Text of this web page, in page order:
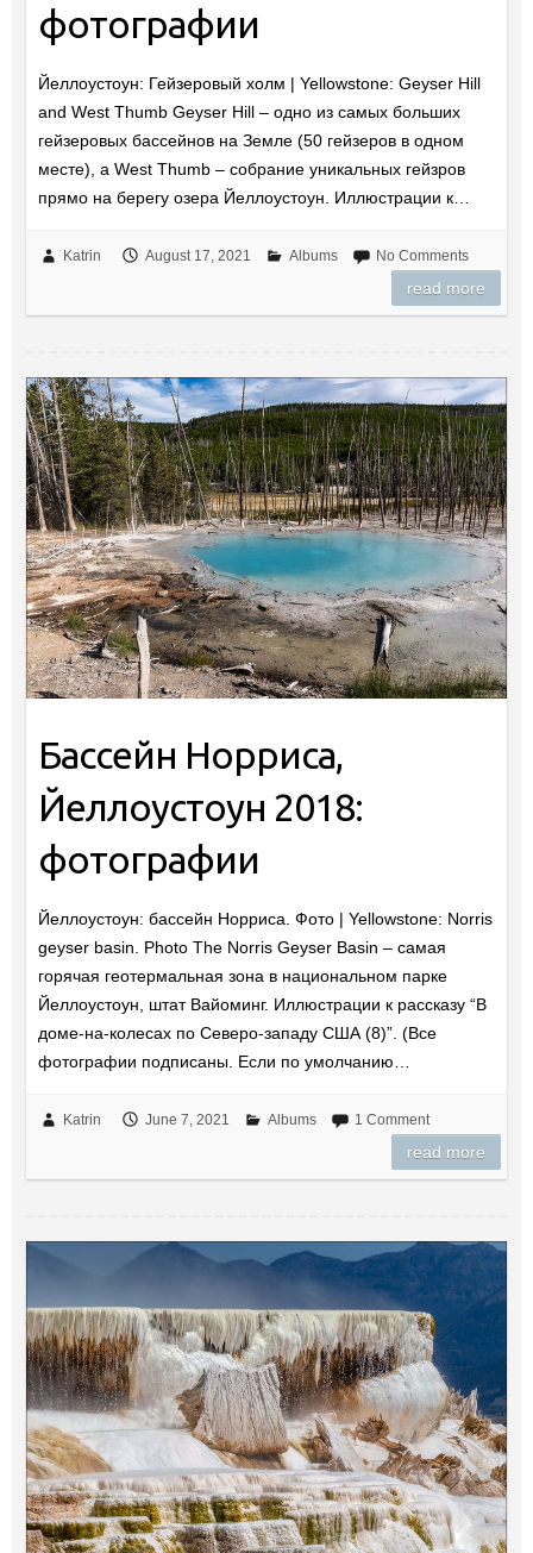
фотографии
Йеллоустоун: Гейзеровый холм | Yellowstone: Geyser Hill
and West Thumb Geyser Hill – одно из самых больших
гейзеровых бассейнов на Земле (50 гейзеров в одном
месте), а West Thumb – собрание уникальных гейзров
прямо на берегу озера Йеллоустоун. Иллюстрации к…
Katrin August 17, 2021 Albums No Comments
read more
Бассейн Норриса,
Йеллоустоун 2018:
фотографии
Йеллоустоун: бассейн Норриса. Фото | Yellowstone: Norris
geyser basin. Photo The Norris Geyser Basin – самая
горячая геотермальная зона в национальном парке
Йеллоустоун, штат Вайоминг. Иллюстрации к рассказу “В
доме-на-колесах по Северо-западу США (8)”. (Все
фотографии подписаны. Если по умолчанию…
Katrin June 7, 2021 Albums 1 Comment
read more